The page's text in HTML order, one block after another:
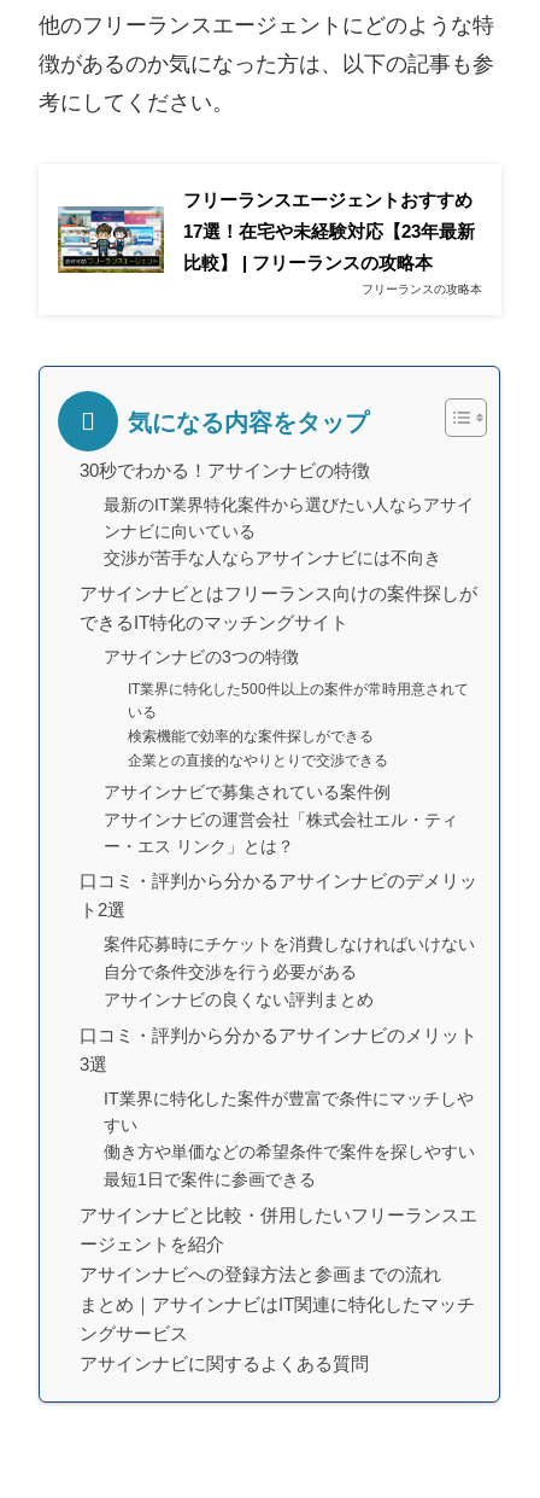
他のフリーランスエージェントにどのような特
徴があるのか気になった方は、以下の記事も参
考にしてください。
フリーランスエージェントおすすめ
17選！在宅や未経験対応【23年最新
比較】 | フリーランスの攻略本
フリーランスの攻略本
気になる内容をタップ
30秒でわかる！アサインナビの特徴
最新のIT業界特化案件から選びたい人ならアサイ
ンナビに向いている
交渉が苦手な人ならアサインナビには不向き
アサインナビとはフリーランス向けの案件探しが
できるIT特化のマッチングサイト
アサインナビの3つの特徴
IT業界に特化した500件以上の案件が常時用意されて
いる
検索機能で効率的な案件探しができる
企業との直接的なやりとりで交渉できる
アサインナビで募集されている案件例
アサインナビの運営会社「株式会社エル・ティ
ー・エス リンク」とは？
口コミ・評判から分かるアサインナビのデメリッ
ト2選
案件応募時にチケットを消費しなければいけない
自分で条件交渉を行う必要がある
アサインナビの良くない評判まとめ
口コミ・評判から分かるアサインナビのメリット
3選
IT業界に特化した案件が豊富で条件にマッチしや
すい
働き方や単価などの希望条件で案件を探しやすい
最短1日で案件に参画できる
アサインナビと比較・併用したいフリーランスエ
ージェントを紹介
アサインナビへの登録方法と参画までの流れ
まとめ｜アサインナビはIT関連に特化したマッチ
ングサービス
アサインナビに関するよくある質問